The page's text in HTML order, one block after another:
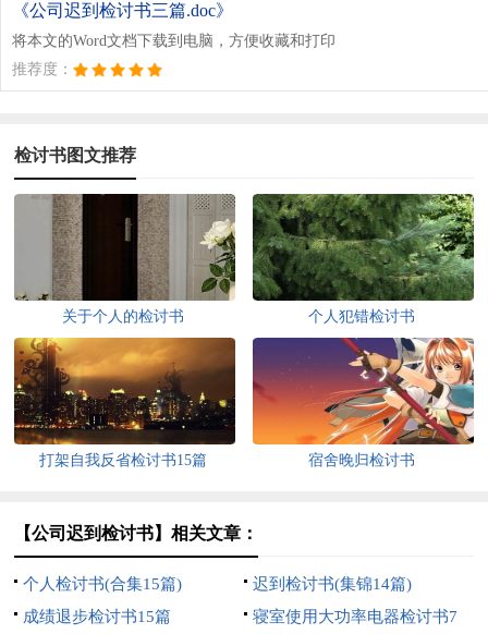
《公司迟到检讨书三篇.doc》
将本文的Word文档下载到电脑，方便收藏和打印
推荐度：
检讨书图文推荐
关于个人的检讨书 个人犯错检讨书
打架自我反省检讨书15篇 宿舍晚归检讨书
【公司迟到检讨书】相关文章：
个人检讨书(合集15篇)
迟到检讨书(集锦14篇)
成绩退步检讨书15篇
寝室使用大功率电器检讨书7